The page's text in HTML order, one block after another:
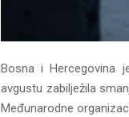
Bosna i Hercegovina
avgustu zabilježila
Međunarodne